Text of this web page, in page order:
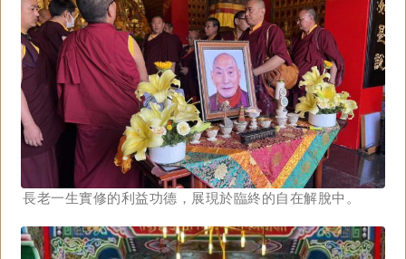
長老一生實修的利益功德，展現於臨終的自在解脫中。